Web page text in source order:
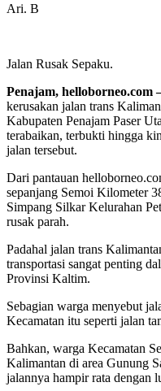
Ari. B
Jalan Rusak Sepaku.
Penajam, helloborneo.com
kerusakan jalan trans
Kabupaten Penajam Paser
terabaikan, terbukti hingga
jalan tersebut.
Dari pantauan
sepanjang Semoi Kilometer
Simpang Silkar Kelurahan
rusak parah.
Padahal jalan trans
transportasi sangat penting
Provinsi Kaltim.
Sebagian warga menyebut
Kecamatan itu seperti jalan
Bahkan, warga Kecamatan
Kalimantan di area Gunung
jalannya hampir rata dengan